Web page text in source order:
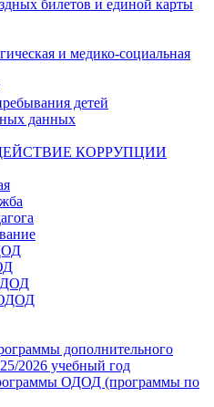
билетов и единой карты
и медико-социальная
детей
данных
КОРРУПЦИИ
дополнительного
2026 учебный год
ОДОД (программы по